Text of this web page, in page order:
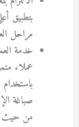
بتطبيق
مراحل
خدمة
عملاء
صباغة
من حيث